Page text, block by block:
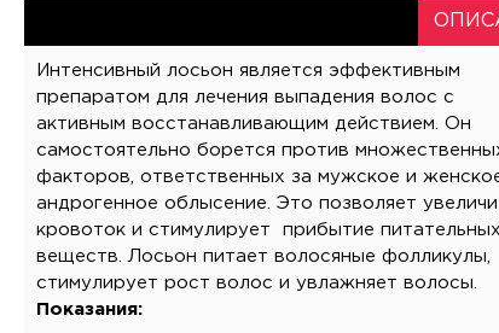
Интенсивный лосьон является эффективным
препаратом для лечения выпадения волос с
активным восстанавливающим действием. Он
самостоятельно борется против
факторов, ответственных за мужское и
андрогенное облысение. Это позволяет
кровоток и стимулирует прибытие питательных
веществ. Лосьон питает волосяные фолликулы,
стимулирует рост волос и увлажняет волосы.
Показания: